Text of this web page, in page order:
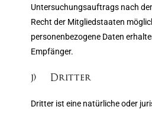
Untersuchungsauftrags nach
Recht der Mitgliedstaaten
personenbezogene Daten
Empfänger.
j) Dritter
Dritter ist eine natürliche oder